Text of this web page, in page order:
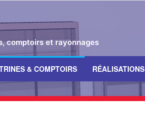
comptoirs et rayonnages
& COMPTOIRS RÉALISATIONS